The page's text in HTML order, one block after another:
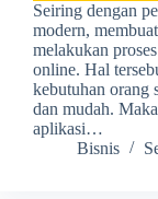
Seiring dengan
modern,
melakukan
online. Hal
kebutuhan orang
dan mudah.
aplikasi…
Bisnis